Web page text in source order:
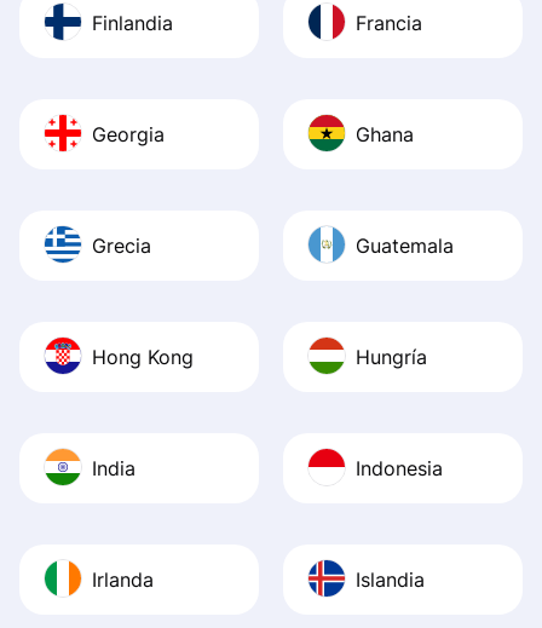
Finlandia Francia
Georgia Ghana
Grecia Guatemala
Hong Kong Hungría
India Indonesia
Irlanda Islandia